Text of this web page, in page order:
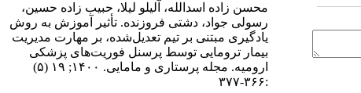
محسن زاده اسدالله، آلیلو لیلا، حبیب زاده حسین،
رسولی جواد، دشتی فروزنده. تأثیر آموزش به روش
یادگیری مبتنی بر تیم تعدیل‌شده، بر مهارت مدیریت
بیمار ترومایی توسط پرسنل فوریت‌های پزشکی
ارومیه. مجله پرستاری و مامایی. ۱۴۰۰; ۱۹ (۵)
:۳۶۶-۳۷۷